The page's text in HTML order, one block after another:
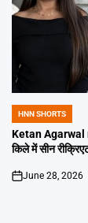
POSTED
IN
HNN SHORTS
Ketan Agarwal
किले में सीन
on
June 28, 2026